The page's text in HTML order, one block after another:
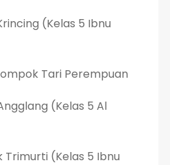
(Kelas 5 Ibnu
Tari Perempuan
(Kelas 5 Al
Trimurti (Kelas 5 Ibnu